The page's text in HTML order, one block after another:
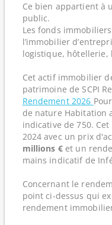
Ce bien appartient à
public.
Les fonds
l’immobilier
logistique, hôtellerie,
Cet actif immobilier
patrimoine de SCPI
Rendement 2026
de nature Habitation
indicative de 750.
2024 avec un prix
millions €et un
mains indicatif de
Concernant le
point ci-dessus qui
rendement